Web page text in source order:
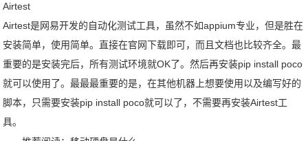
Airtest
Airtest是网易开发的自动化测试工具，虽然不如appium专业，但是胜在
安装简单，使用简单。直接在官网下载即可，而且文档也比较齐全。最
重要的是安装完后，所有测试环境就OK了。然后再安装pip install poco
就可以使用了。最最最重要的是，在其他机器上想要使用以及编写好的
脚本，只需要安装pip install poco就可以了，不需要再安装Airtest工
具。